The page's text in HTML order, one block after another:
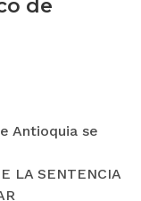
de
Antioquia se
LA SENTENCIA